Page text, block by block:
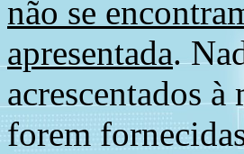
não se
apresentada.
acrescentados
forem